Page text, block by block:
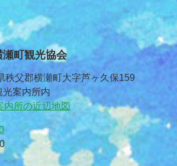
町観光協会
父郡横瀬町大字芦ヶ久保159
案内所内
内所の近辺地図